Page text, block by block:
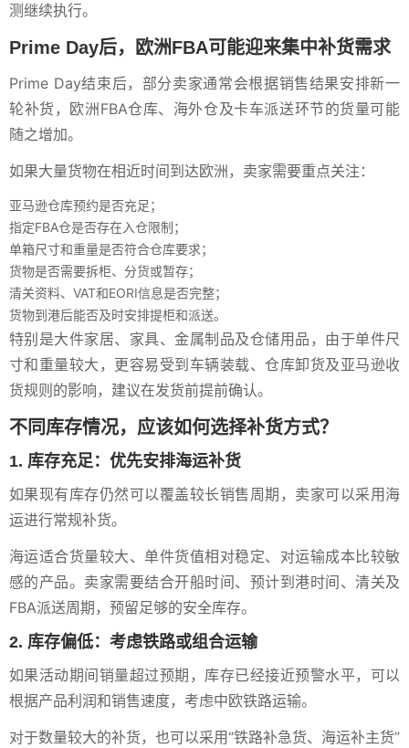
测继续执行。
Prime Day后，欧洲FBA可能迎来集中补货需求
Prime Day结束后，部分卖家通常会根据销售结果安排新一
轮补货，欧洲FBA仓库、海外仓及卡车派送环节的货量可能
随之增加。
如果大量货物在相近时间到达欧洲，卖家需要重点关注：
亚马逊仓库预约是否充足；
指定FBA仓是否存在入仓限制；
单箱尺寸和重量是否符合仓库要求；
货物是否需要拆柜、分货或暂存；
清关资料、VAT和EORI信息是否完整；
货物到港后能否及时安排提柜和派送。
特别是大件家居、家具、金属制品及仓储用品，由于单件尺
寸和重量较大，更容易受到车辆装载、仓库卸货及亚马逊收
货规则的影响，建议在发货前提前确认。
不同库存情况，应该如何选择补货方式？
1. 库存充足：优先安排海运补货
如果现有库存仍然可以覆盖较长销售周期，卖家可以采用海
运进行常规补货。
海运适合货量较大、单件货值相对稳定、对运输成本比较敏
感的产品。卖家需要结合开船时间、预计到港时间、清关及
FBA派送周期，预留足够的安全库存。
2. 库存偏低：考虑铁路或组合运输
如果活动期间销量超过预期，库存已经接近预警水平，可以
根据产品利润和销售速度，考虑中欧铁路运输。
对于数量较大的补货，也可以采用“铁路补急货、海运补主货”